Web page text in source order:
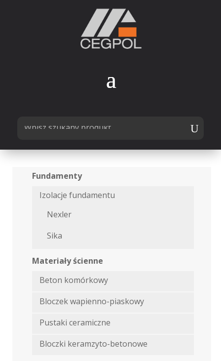
Fundamenty
Izolacje fundamentu
Nexler
Sika
Materiały ścienne
Beton komórkowy
Bloczek wapienno-piaskowy
Pustaki ceramiczne
Bloczki keramzyto-betonowe